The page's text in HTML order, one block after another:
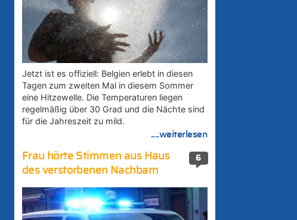
Jetzt ist es offiziell: Belgien erlebt in diesen
Tagen zum zweiten Mal in diesem Sommer
eine Hitzewelle. Die Temperaturen liegen
regelmäßig über 30 Grad und die Nächte sind
für die Jahreszeit zu mild.
....weiterlesen
6
Frau hörte Stimmen aus Haus
des verstorbenen Nachbarn